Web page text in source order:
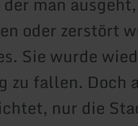
oder zerstört
Sie wurde
zu fallen. Doch
nur die